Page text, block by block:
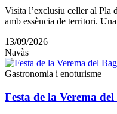
Visita l’exclusiu celler al Pla
amb essència de territori.
13/09/2026
Navàs
Gastronomia i enoturisme
Festa de la Verema del